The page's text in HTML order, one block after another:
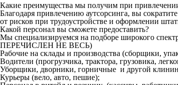
Какие преимущества мы получим при
Благодаря привлечению аутсорсинга, вы
от рисков при трудоустройстве и оформлении
Какой персонал вы сможете предоставить?
Мы специализируемся на подборе широкого
ПЕРЕЧИСЛЕН НЕ ВЕСЬ)
Рабочие на склады и производства (сборщики,
Водители (прогрузчика, трактора, грузовика,
Уборщики, дворники, горничные и другой
Курьеры (вело, авто, пешие);